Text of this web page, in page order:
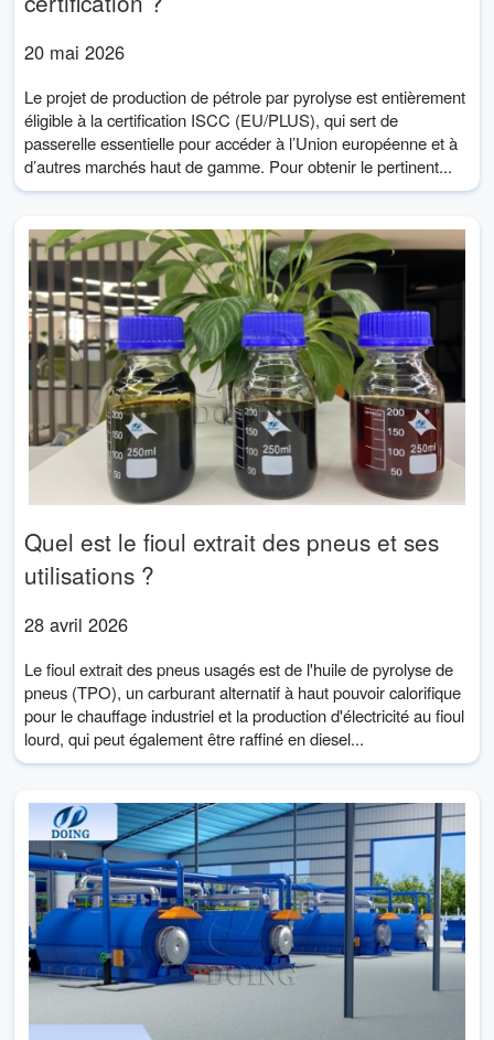
20 mai 2026
Le projet de production de pétrole par pyrolyse est entièrement
éligible à la certification ISCC (EU/PLUS), qui sert de
passerelle essentielle pour accéder à l’Union européenne et à
d’autres marchés haut de gamme. Pour obtenir le pertinent...
Quel est le fioul extrait des pneus et ses
utilisations ?
28 avril 2026
Le fioul extrait des pneus usagés est de l'huile de pyrolyse de
pneus (TPO), un carburant alternatif à haut pouvoir calorifique
pour le chauffage industriel et la production d'électricité au fioul
lourd, qui peut également être raffiné en diesel...